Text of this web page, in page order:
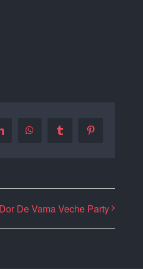
WhatsAppTumblr Pinterest
De Vama Veche Party